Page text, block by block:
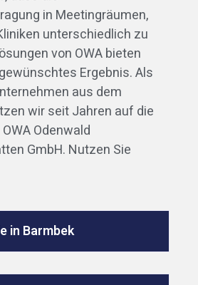
in Meetingräumen,
unterschiedlich zu
von OWA bieten
Ergebnis. Als
aus dem
wir seit Jahren auf die
Odenwald
GmbH. Nutzen Sie
in Barmbek